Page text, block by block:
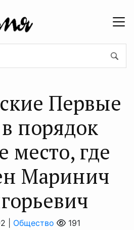
Первые
порядок
место, где
Маринич
| Общество 191